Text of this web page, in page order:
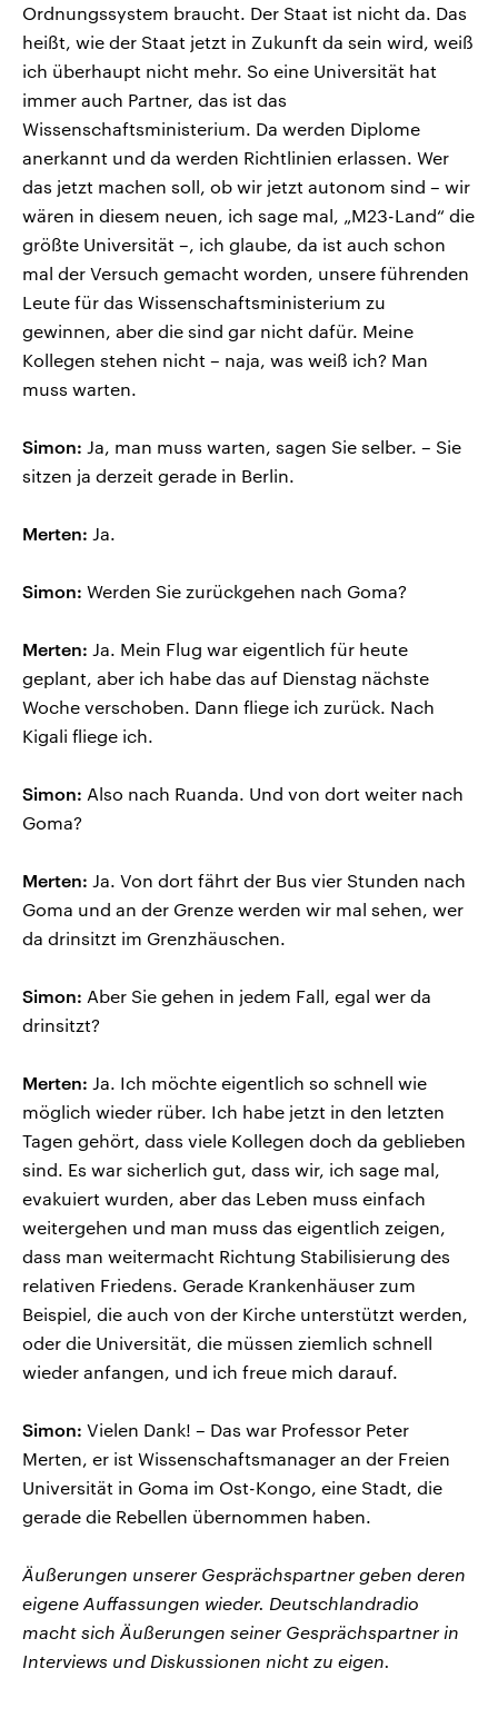
Ordnungssystem braucht. Der Staat ist nicht da. Das
heißt, wie der Staat jetzt in Zukunft da sein wird, weiß
ich überhaupt nicht mehr. So eine Universität hat
immer auch Partner, das ist das
Wissenschaftsministerium. Da werden Diplome
anerkannt und da werden Richtlinien erlassen. Wer
das jetzt machen soll, ob wir jetzt autonom sind – wir
wären in diesem neuen, ich sage mal, „M23-Land“ die
größte Universität –, ich glaube, da ist auch schon
mal der Versuch gemacht worden, unsere führenden
Leute für das Wissenschaftsministerium zu
gewinnen, aber die sind gar nicht dafür. Meine
Kollegen stehen nicht – naja, was weiß ich? Man
muss warten.
Simon: Ja, man muss warten, sagen Sie selber. – Sie
sitzen ja derzeit gerade in Berlin.
Merten: Ja.
Simon: Werden Sie zurückgehen nach Goma?
Merten: Ja. Mein Flug war eigentlich für heute
geplant, aber ich habe das auf Dienstag nächste
Woche verschoben. Dann fliege ich zurück. Nach
Kigali fliege ich.
Simon: Also nach Ruanda. Und von dort weiter nach
Goma?
Merten: Ja. Von dort fährt der Bus vier Stunden nach
Goma und an der Grenze werden wir mal sehen, wer
da drinsitzt im Grenzhäuschen.
Simon: Aber Sie gehen in jedem Fall, egal wer da
drinsitzt?
Merten: Ja. Ich möchte eigentlich so schnell wie
möglich wieder rüber. Ich habe jetzt in den letzten
Tagen gehört, dass viele Kollegen doch da geblieben
sind. Es war sicherlich gut, dass wir, ich sage mal,
evakuiert wurden, aber das Leben muss einfach
weitergehen und man muss das eigentlich zeigen,
dass man weitermacht Richtung Stabilisierung des
relativen Friedens. Gerade Krankenhäuser zum
Beispiel, die auch von der Kirche unterstützt werden,
oder die Universität, die müssen ziemlich schnell
wieder anfangen, und ich freue mich darauf.
Simon: Vielen Dank! – Das war Professor Peter
Merten, er ist Wissenschaftsmanager an der Freien
Universität in Goma im Ost-Kongo, eine Stadt, die
gerade die Rebellen übernommen haben.
Äußerungen unserer Gesprächspartner geben deren
eigene Auffassungen wieder. Deutschlandradio
macht sich Äußerungen seiner Gesprächspartner in
Interviews und Diskussionen nicht zu eigen.